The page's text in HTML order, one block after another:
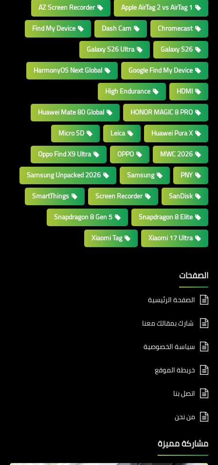
Apple AirTag 2 vs AirTag 1
AZ Screen Recorder
Chromecast
Dash Cam
Find My Device
Galaxy S26
Galaxy S26 Ultra
Google Find My Device
HarmonyOS Next Global
HDMI
High Endurance
HONOR MAGIC 8 PRO
Huawei Mate 80 Global
Huawei Pura X
Leica
Micro SD
MWC 2026
OPPO
Oppo Find X9 Ultra
PNY
Samsung
Samsung Unpacked 2026
SanDisk
Screen Recorder
SmartThings
Snapdragon 8 Elite
Snapdragon 8 Gen 5
Xiaomi 17 Ultra
Xiaomi Tag
الصفحات
الصفحة الرئيسية
شارك بمقالك معنا
سياسة الخصوصية
خريطة الموقع
اتصل بنا
من نحن
مشاركة مميزة